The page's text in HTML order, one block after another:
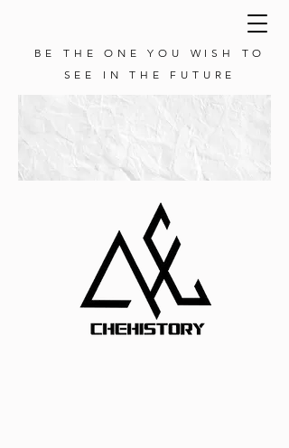
BE THE ONE YOU WISH TO
SEE IN THE FUTURE